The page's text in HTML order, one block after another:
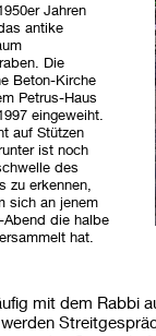
Jahren
antike
Die
Beton-Kirche
Petrus-Haus
eingeweiht.
auf Stützen
ist noch
des
zu erkennen,
sich an jenem
Abend die halbe
hat.
mit dem Rabbi